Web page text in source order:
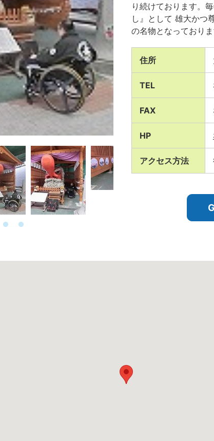
り続けております。
し』として 雄大かつ
の名物となっておりま
住所
TEL
FAX
HP
アクセス方法